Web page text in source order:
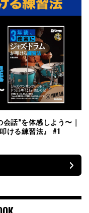
話”を体感しよう〜｜
ける練習法』 #1